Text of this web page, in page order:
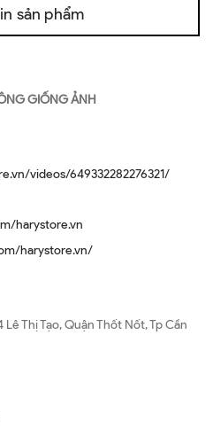
sản phẩm
GIỐNG ẢNH
videos/649332282276321/
harystore.vn
harystore.vn/
Thị Tạo, Quận Thốt Nốt, Tp Cần